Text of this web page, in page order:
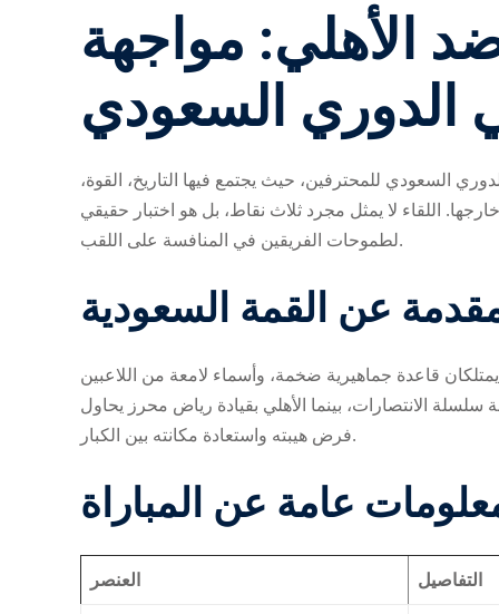
الأهلي: مواجهة
الدوري السعودي
السعودي للمحترفين، حيث يجتمع فيها التاريخ، القوة،
اللقاء لا يمثل مجرد ثلاث نقاط، بل هو اختبار حقيقي
لطموحات الفريقين في المنافسة على اللقب.
عن القمة السعودية
يمتلكان قاعدة جماهيرية ضخمة، وأسماء لامعة من اللاعبين
سلسلة الانتصارات، بينما الأهلي بقيادة رياض محرز يحاول
فرض هيبته واستعادة مكانته بين الكبار.
عامة عن المباراة
العنصر
التفاصيل